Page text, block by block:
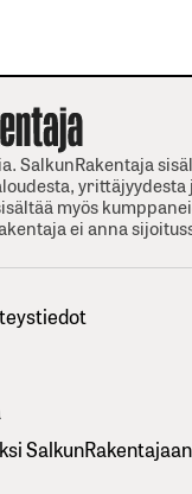
SalkunRakentaja
myös
ei anna
SalkunRakentajaan